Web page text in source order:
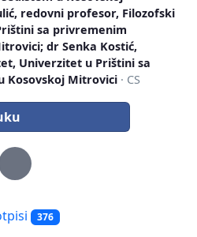
redovni profesor, Filozofski
sa privremenim
dr Senka Kostić,
Univerzitet u Prištini sa
Kosovskoj Mitrovici · CS
376